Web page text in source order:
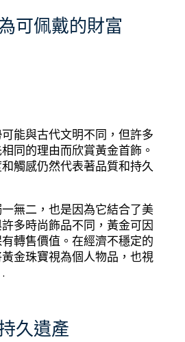
可佩戴的財富
能與古代文明不同，但許多
同的理由而欣賞黃金首飾。
觸感仍然代表著品質和持久
無二，也是因為它結合了美
多時尚飾品不同，黃金可因
轉售價值。在經濟不穩定的
金珠寶視為個人物品，也視
久遺產